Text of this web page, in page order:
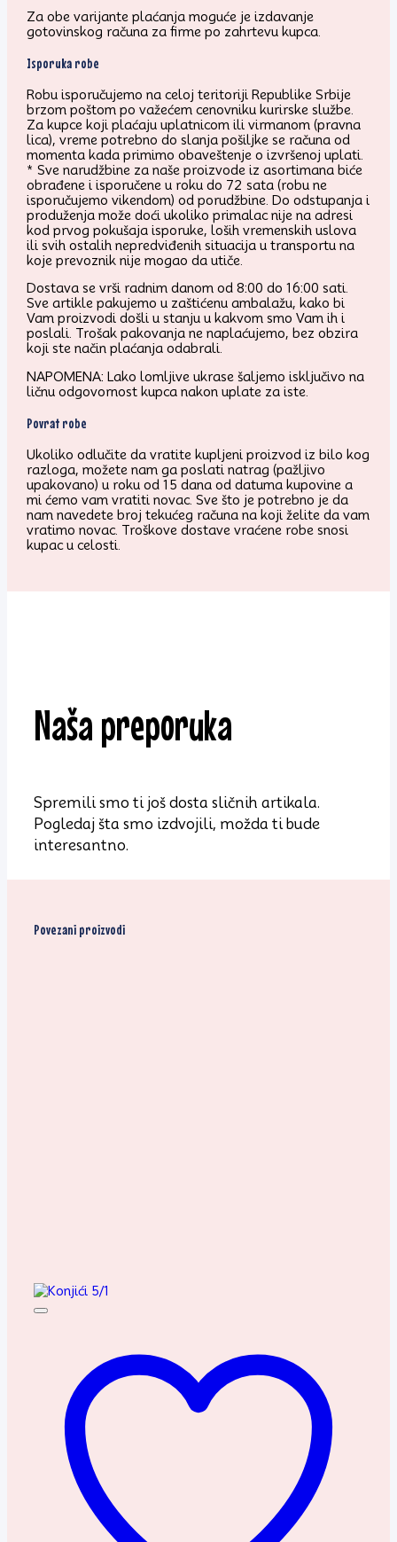
Za obe varijante plaćanja moguće je izdavanje
gotovinskog računa za firme po zahrtevu kupca.
Isporuka robe
Robu isporučujemo na celoj teritoriji Republike Srbije
brzom poštom po važećem cenovniku kurirske službe.
Za kupce koji plaćaju uplatnicom ili virmanom (pravna
lica), vreme potrebno do slanja pošiljke se računa od
momenta kada primimo obaveštenje o izvršenoj uplati.
* Sve narudžbine za naše proizvode iz asortimana biće
obrađene i isporučene u roku do 72 sata (robu ne
isporučujemo vikendom) od porudžbine. Do odstupanja i
produženja može doći ukoliko primalac nije na adresi
kod prvog pokušaja isporuke, loših vremenskih uslova
ili svih ostalih nepredviđenih situacija u transportu na
koje prevoznik nije mogao da utiče.
Dostava se vrši radnim danom od 8:00 do 16:00 sati.
Sve artikle pakujemo u zaštićenu ambalažu, kako bi
Vam proizvodi došli u stanju u kakvom smo Vam ih i
poslali. Trošak pakovanja ne naplaćujemo, bez obzira
koji ste način plaćanja odabrali.
NAPOMENA: Lako lomljive ukrase šaljemo isključivo na
ličnu odgovornost kupca nakon uplate za iste.
Povrat robe
Ukoliko odlučite da vratite kupljeni proizvod iz bilo kog
razloga, možete nam ga poslati natrag (pažljivo
upakovano) u roku od 15 dana od datuma kupovine a
mi ćemo vam vratiti novac. Sve što je potrebno je da
nam navedete broj tekućeg računa na koji želite da vam
vratimo novac. Troškove dostave vraćene robe snosi
kupac u celosti.
Naša preporuka
Spremili smo ti još dosta sličnih artikala.
Pogledaj šta smo izdvojili, možda ti bude
interesantno.
Povezani proizvodi